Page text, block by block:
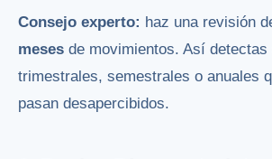
Consejo experto: haz una revisión
meses de movimientos. Así detectas
trimestrales, semestrales o anuales
pasan desapercibidos.